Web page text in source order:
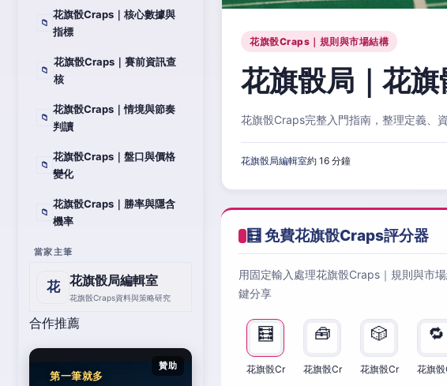
📁
花旗骰Craps｜核心數據與
指標
📁
花旗骰Craps｜賽前資訊查
核
📁
花旗骰Craps｜情境與節奏
判讀
📁
花旗骰Craps｜盤口與價格
變化
📁
花旗骰Craps｜勝率與隱含
機率
當家主筆
花 花旗骰局編輯室
花旗骰Craps資料與策略研究
合作推薦
贊助
第一筆就多
花旗骰Craps｜規則與市場結構
花旗骰局｜花
花旗骰Craps完整入門指南，整理定義、
花旗骰局編輯室約 16 分鐘
🧮 免費花旗骰Craps評分器
用固定輸入處理花旗骰Craps｜規則與市
鍵分享
🧮
花旗骰Cr
🧰
花旗骰Cr
🎲
花旗骰Cr
🔁
花旗